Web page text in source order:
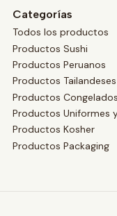
Categorías
Todos los productos
Productos Sushi
Productos Peruanos
Productos Tailandeses
Productos Congelados
Productos Uniformes
Productos Kosher
Productos Packaging